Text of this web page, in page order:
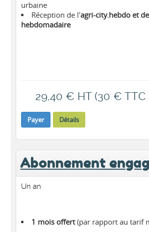
urbaine
Réception de l'agri-city.hebdo et
hebdomadaire
29,40 € HT (30 €
Payer Détails
Abonnement
Un an
1 mois offert(par rapport au tarif